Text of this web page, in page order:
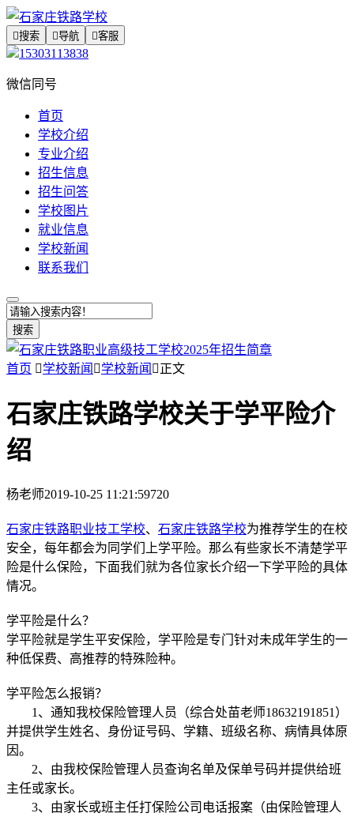
搜索 导航 客服
15303113838
微信同号
首页
学校介绍
专业介绍
招生信息
招生问答
学校图片
就业信息
学校新闻
联系我们
搜索
首页 学校新闻 学校新闻 正文
石家庄铁路学校关于学平险介
绍
杨老师2019-10-25 11:21:59720
石家庄铁路职业技工学校、 石家庄铁路学校为推荐学生的在校
安全，每年都会为同学们上学平险。那么有些家长不清楚学平
险是什么保险，下面我们就为各位家长介绍一下学平险的具体
情况。
学平险是什么？
学平险就是学生平安保险，学平险是专门针对未成年学生的一
种低保费、高推荐的特殊险种。
学平险怎么报销？
1、通知我校保险管理人员（综合处苗老师18632191851）
并提供学生姓名、身份证号码、学籍、班级名称、病情具体原
因。
2、由我校保险管理人员查询名单及保单号码并提供给班
主任或家长。
3、由家长或班主任打保险公司电话报案（由保险管理人